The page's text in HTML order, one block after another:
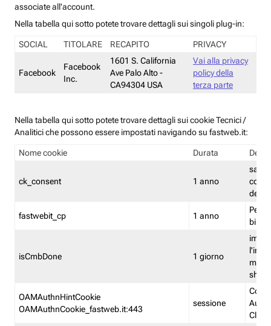
associate all'account.
Nella tabella qui sotto potete trovare dettagli sui singoli plug-in:
SOCIAL TITOLARE RECAPITO PRIVACY
Facebook
Facebook
Inc.
1601 S. California
Ave Palo Alto -
CA94304 USA
Vai alla privacy
policy della
terza parte
Nella tabella qui sotto potete trovare dettagli sui cookie Tecnici /
Analitici che possono essere impostati navigando su fastweb.it:
Nome cookie Durata
ck_consent 1 anno
salva
dei
fastwebit_cp 1 anno
isCmbDone 1 giorno
shp
OAMAuthnHintCookie
OAMAuthnCookie_fastweb.it:443
sessione